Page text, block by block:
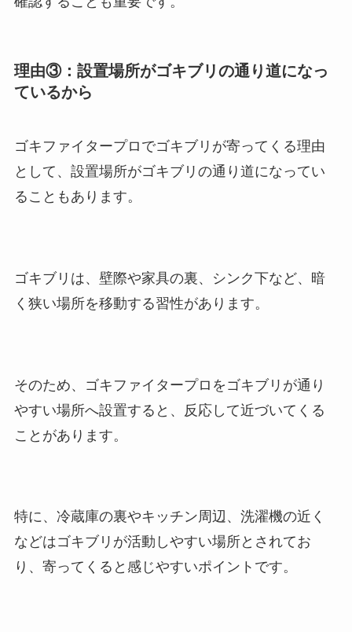
理由③：設置場所がゴキブリの通り道になっ
ているから
ゴキファイタープロでゴキブリが寄ってくる理由
として、設置場所がゴキブリの通り道になってい
ることもあります。
ゴキブリは、壁際や家具の裏、シンク下など、暗
く狭い場所を移動する習性があります。
そのため、ゴキファイタープロをゴキブリが通り
やすい場所へ設置すると、反応して近づいてくる
ことがあります。
特に、冷蔵庫の裏やキッチン周辺、洗濯機の近く
などはゴキブリが活動しやすい場所とされてお
り、寄ってくると感じやすいポイントです。